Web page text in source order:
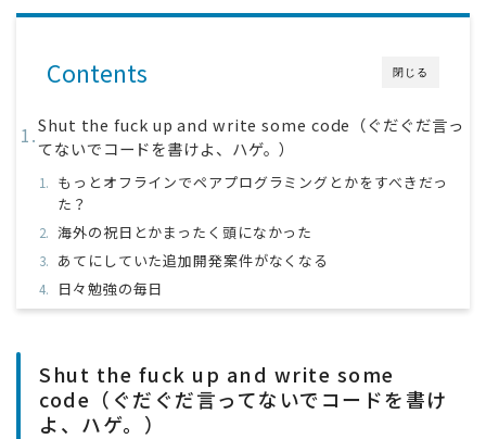
閉じる
Contents
Shut the fuck up and write some code（ぐだぐだ言っ
てないでコードを書けよ、ハゲ。）
もっとオフラインでペアプログラミングとかをすべきだっ
た？
海外の祝日とかまったく頭になかった
あてにしていた追加開発案件がなくなる
日々勉強の毎日
Shut the fuck up and write some
code（ぐだぐだ言ってないでコードを書け
よ、ハゲ。）